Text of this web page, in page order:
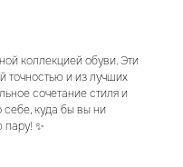
коллекцией обуви. Эти
точностью и из лучших
сочетание стиля и
себе, куда бы вы ни
✨